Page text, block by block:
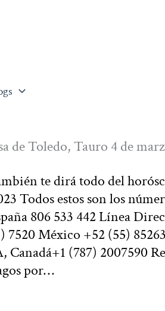
de Toledo, Tauro 4 de
te dirá todo del
Todos estos son los
806 533 442 Línea
7520 México +52 (55)
(787) 2007590
por…